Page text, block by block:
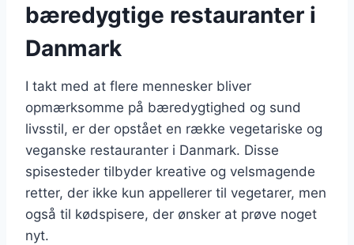
bæredygtige restauranter i
Danmark
I takt med at flere mennesker bliver
opmærksomme på bæredygtighed og sund
livsstil, er der opstået en række vegetariske og
veganske restauranter i Danmark. Disse
spisesteder tilbyder kreative og velsmagende
retter, der ikke kun appellerer til vegetarer, men
også til kødspisere, der ønsker at prøve noget
nyt.